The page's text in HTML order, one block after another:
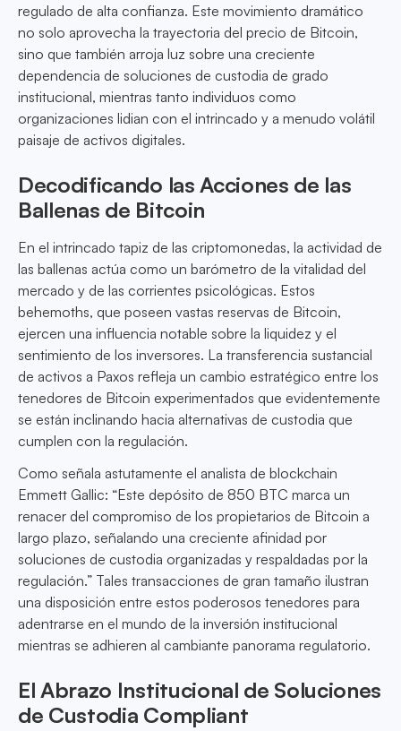
regulado de alta confianza. Este movimiento dramático
no solo aprovecha la trayectoria del precio de Bitcoin,
sino que también arroja luz sobre una creciente
dependencia de soluciones de custodia de grado
institucional, mientras tanto individuos como
organizaciones lidian con el intrincado y a menudo volátil
paisaje de activos digitales.
Decodificando las Acciones de las
Ballenas de Bitcoin
En el intrincado tapiz de las criptomonedas, la actividad de
las ballenas actúa como un barómetro de la vitalidad del
mercado y de las corrientes psicológicas. Estos
behemoths, que poseen vastas reservas de Bitcoin,
ejercen una influencia notable sobre la liquidez y el
sentimiento de los inversores. La transferencia sustancial
de activos a Paxos refleja un cambio estratégico entre los
tenedores de Bitcoin experimentados que evidentemente
se están inclinando hacia alternativas de custodia que
cumplen con la regulación.
Como señala astutamente el analista de blockchain
Emmett Gallic: “Este depósito de 850 BTC marca un
renacer del compromiso de los propietarios de Bitcoin a
largo plazo, señalando una creciente afinidad por
soluciones de custodia organizadas y respaldadas por la
regulación.” Tales transacciones de gran tamaño ilustran
una disposición entre estos poderosos tenedores para
adentrarse en el mundo de la inversión institucional
mientras se adhieren al cambiante panorama regulatorio.
El Abrazo Institucional de Soluciones
de Custodia Compliant